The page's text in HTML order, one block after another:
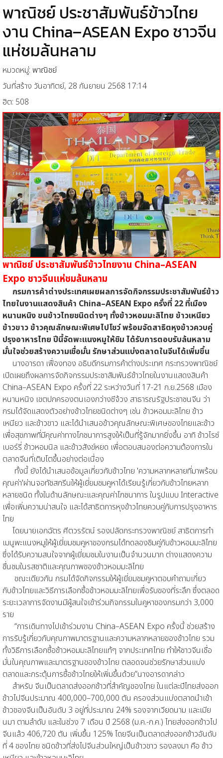
พาณิชย์ ประชาสัมพันธ์ข้าวไทย
งาน China–ASEAN Expo ชาวจีน
แห่ชมล้นหลาม
หมวดหมู่: พาณิชย์
วันที่สร้าง วันอาทิตย์, 28 กันยายน 2568 17:14
ฮิต: 508
พาณิชย์ ประชาสัมพันธ์ข้าวไทยงาน China–ASEAN
Expo ชาวจีนแห่ชมล้นหลาม
กรมการค้าต่างประเทศเผยผลการจัดกิจกรรมประชาสัมพันธ์ข้าว
ไทยในงานแสดงสินค้า China–ASEAN Expo ครั้งที่ 22 ที่เมือง
หนานหนิง ขนข้าวไทยชนิดต่างๆ ทั้งข้าวหอมมะลิไทย ข้าวเหนียว
ข้าวขาว ข้าวคุณลักษณะพิเศษไปโชว์ พร้อมจัดสาธิตหุงข้าวควบคู่
ปรุงอาหารไทย ปีนี้จัดพะแนงหมูให้ชิม ได้รับการตอบรับล้นหลาม
มั่นใจช่วยสร้างความเชื่อมั่น รักษาส่วนแบ่งตลาดในจีนได้เพิ่มขึ้น
นางอารดา เฟื่องทอง อธิบดีกรมการค้าต่างประเทศ กระทรวงพาณิชย์
เปิดเผยถึงผลการจัดกิจกรรมประชาสัมพันธ์ข้าวไทยในงานแสดงสินค้า
China–ASEAN Expo ครั้งที่ 22 ระหว่างวันที่ 17-21 ก.ย.2568 เมือง
หนานหนิง เขตปกครองตนเองกว่างซีจ้วง สาธารณรัฐประชาชนจีน ว่า
กรมได้จัดแสดงตัวอย่างข้าวไทยชนิดต่างๆ เช่น ข้าวหอมมะลิไทย ข้าว
เหนียว และข้าวขาว และได้นำเสนอข้าวคุณลักษณะพิเศษของไทยและข้าว
เพื่อสุขภาพที่มีคุณค่าทางโภชนาการสูงให้เป็นที่รู้จักมากยิ่งขึ้น อาทิ ข้าวไรซ์
เบอร์รี่ ข้าวหอมนิล และข้าวสังข์หยด เพื่อตอบสนองต่อความต้องการใน
ตลาดจีนที่เติบโตขึ้นอย่างต่อเนื่อง
ทั้งนี้ ยังได้นำเสนอข้อมูลเกี่ยวกับข้าวไทย 'ความหลากหลายที่มาพร้อม
คุณค่า'ผ่านจอทัชสกรีนให้ผู้เยี่ยมชมคูหาได้เรียนรู้เกี่ยวกับข้าวไทยหลาก
หลายชนิด ทั้งในด้านลักษณะและคุณค่าโภชนาการ ในรูปแบบ Interactive
เพื่อเพิ่มความน่าสนใจ และได้สาธิตการหุงข้าวไทยควบคู่กับการปรุงอาหาร
ไทย
โดยนายเอกฉัตร ศีตวรรัตน์ รองปลัดกระทรวงพาณิชย์ สาธิตการทำ
เมนูพะแนงหมูให้ผู้เยี่ยมชมคูหาของกรมได้ทดลองชิมคู่กับข้าวหอมมะลิไทย
ซึ่งได้รับความสนใจจากผู้เยี่ยมชมในงานเป็นจำนวนมาก ต่างแสดงความ
ชื่นชมในรสชาติและคุณภาพของข้าวหอมมะลิไทย
ขณะเดียวกัน กรมได้จัดกิจกรรมให้ผู้เยี่ยมชมคูหาตอบคำถามเกี่ยว
กับข้าวไทยและวิธีการเลือกซื้อข้าวหอมมะลิไทยเพื่อรับของที่ระลึก ซึ่งตลอด
ระยะเวลาการจัดงานมีผู้สนใจเข้าร่วมกิจกรรมในคูหาของกรมกว่า 3,000
ราย
“การเดินทางไปเข้าร่วมงาน China–ASEAN Expo ครั้งนี้ ช่วยสร้าง
การรับรู้เกี่ยวกับคุณภาพมาตรฐานและความหลากหลายของข้าวไทย รวม
ทั้งวิธีการเลือกซื้อข้าวหอมมะลิไทยแท้ๆ จากประเทศไทย ทำให้ชาวจีนเชื่อ
มั่นในคุณภาพและมาตรฐานของข้าวไทย ตลอดจนช่วยรักษาส่วนแบ่ง
ตลาดและกระตุ้นการซื้อข้าวไทยให้เพิ่มขึ้นด้วย”นางอารดากล่าว
สำหรับ จีนเป็นตลาดส่งออกข้าวที่สำคัญของไทย ในแต่ละปีไทยส่งออก
ข้าวไปจีนประมาณ 400,000–700,000 ตัน ครองส่วนแบ่งตลาดนำเข้า
ข้าวของจีนเป็นอันดับ 3 อยู่ที่ประมาณ 24% รองจากเวียดนาม และเมีย
นมา ตามลำดับ และในช่วง 7 เดือน ปี 2568 (ม.ค.-ก.ค.) ไทยส่งออกข้าวไป
จีนแล้ว 406,720 ตัน เพิ่มขึ้น 125% โดยจีนเป็นตลาดส่งออกข้าวอันดับ
ที่ 4 ของไทย ชนิดข้าวที่ส่งไปจีนส่วนใหญ่เป็นข้าวขาว รองลงมา คือ ข้าว